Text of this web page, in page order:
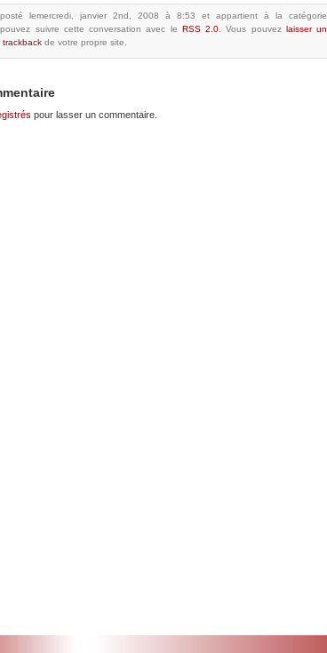
lemercredi, janvier 2nd, 2008 à 8:53 et appartient à la catégorie
suivre cette conversation avec le RSS 2.0 .Vous pouvez laisser un
trackback de votre propre site.
pour lasser un commentaire.